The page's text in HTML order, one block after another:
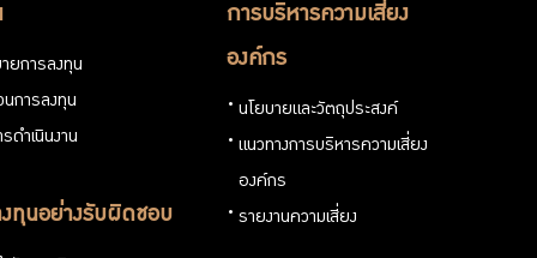
ยการลงทุน
การลงทุน
ดำเนินงาน
ทุนอย่างรับผิดชอบ
การบริหารความเสี่ยง
องค์กร
นโยบายและวัตถุประสงค์
แนวทางการบริหารความเสี่ยง
องค์กร
รายงานความเสี่ยง